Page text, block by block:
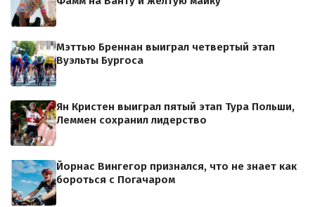
Мэттью Бреннан выиграл четвертый этап
Вуэльты Бургоса
Ян Кристен выиграл пятый этап Тура Польши,
Леммен сохранил лидерство
Йорнас Вингегор признался, что не знает как
бороться с Погачаром